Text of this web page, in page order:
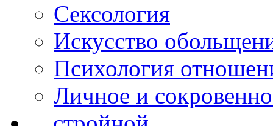
Сексология
Искусство
Психология
Личное и